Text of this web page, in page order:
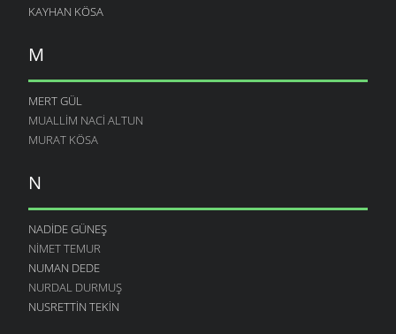
KAYHAN KÖSA
M
MERT GÜL
MUALLIM NACI ALTUN
MURAT KÖSA
N
NADIDE GÜNEŞ
NIMET TEMUR
NUMAN DEDE
NURDAL DURMUŞ
NUSRETTIN TEKIN